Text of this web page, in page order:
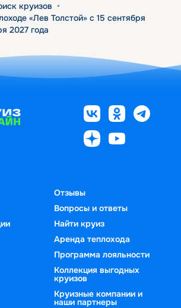
круизов •
«Лев Толстой» с 15 сентября
2027 года
Отзывы
Вопросы и ответы
Найти круиз
Аренда теплохода
Программа лояльности
Коллекция выгодных
круизов
Круизные компании и
наши партнеры